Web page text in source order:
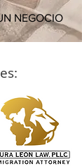
NEGOCIO